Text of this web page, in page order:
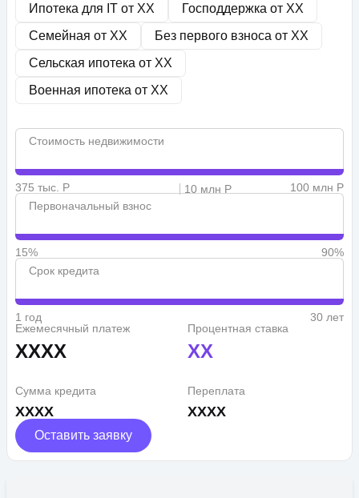
Ипотека для IT от XX Господдержка от XX
Семейная от XX Без первого взноса от XX
Сельская ипотека от XX
Военная ипотека от XX
Стоимость недвижимости
375 тыс. Р 10 млн Р
100 млн Р
Первоначальный взнос
15%
90%
Срок кредита
1 год
30 лет
Ежемесячный платеж
XXXX
Процентная ставка
XX
Сумма кредита
XXXX
Переплата
XXXX
Оставить заявку